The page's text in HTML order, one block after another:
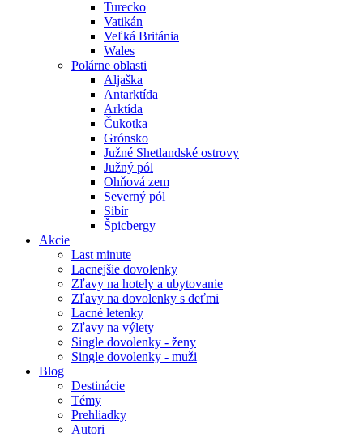
Turecko
Vatikán
Veľká Británia
Wales
Polárne oblasti
Aljaška
Antarktída
Arktída
Čukotka
Grónsko
Južné Shetlandské ostrovy
Južný pól
Ohňová zem
Severný pól
Sibír
Špicbergy
Akcie
Last minute
Lacnejšie dovolenky
Zľavy na hotely a ubytovanie
Zľavy na dovolenky s deťmi
Lacné letenky
Zľavy na výlety
Single dovolenky - ženy
Single dovolenky - muži
Blog
Destinácie
Témy
Prehliadky
Autori